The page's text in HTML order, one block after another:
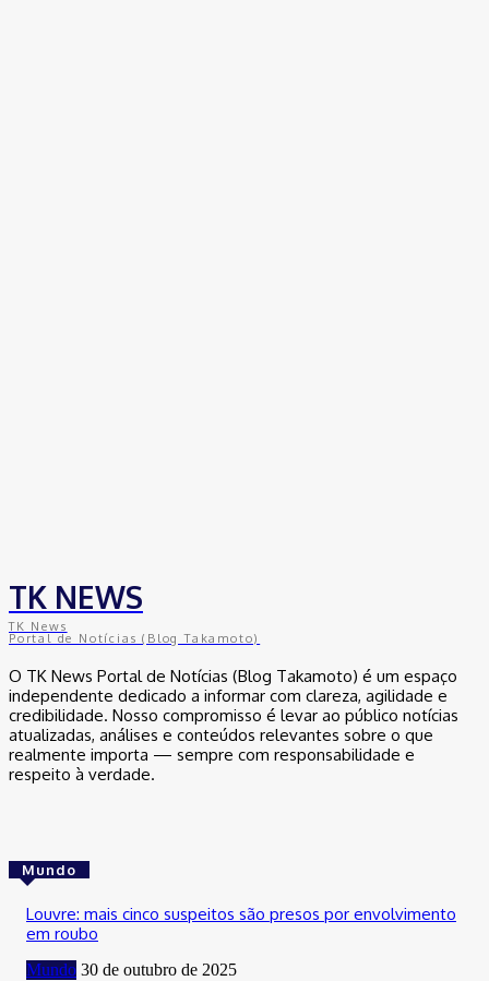
TK NEWS
TK News
Portal de Notícias (Blog Takamoto)
O TK News Portal de Notícias (Blog Takamoto) é um espaço
independente dedicado a informar com clareza, agilidade e
credibilidade. Nosso compromisso é levar ao público notícias
atualizadas, análises e conteúdos relevantes sobre o que
realmente importa — sempre com responsabilidade e
respeito à verdade.
Mundo
Louvre: mais cinco suspeitos são presos por envolvimento
em roubo
Mundo 30 de outubro de 2025